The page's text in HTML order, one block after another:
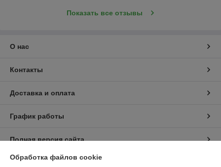
Показать все отзывы
О нас
Контакты
Доставка и оплата
График работы
Полная версия сайта
Политика обработки cookies
Обработка файлов cookie